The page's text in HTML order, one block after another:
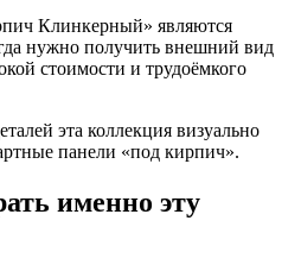
Клинкерный» являются
нужно получить внешний вид
стоимости и трудоёмкого
эта коллекция визуально
панели «под кирпич».
именно эту